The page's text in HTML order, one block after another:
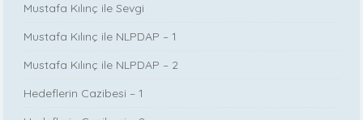
Mustafa Kılınç ile Sevgi
Mustafa Kılınç ile NLPDAP – 1
Mustafa Kılınç ile NLPDAP – 2
Hedeflerin Cazibesi – 1